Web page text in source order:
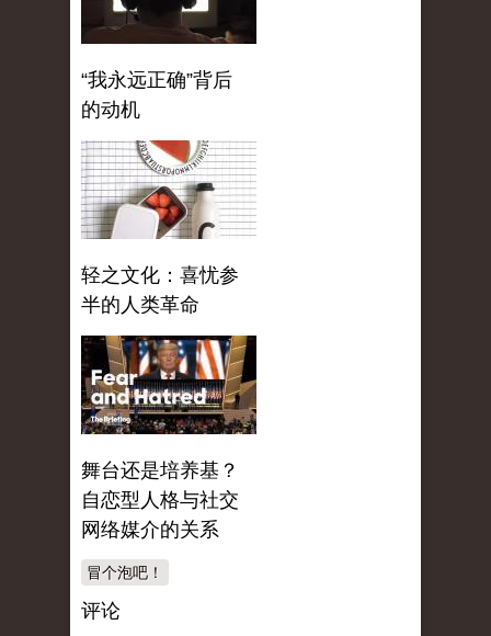
“我永远正确”背后
的动机
轻之文化：喜忧参
半的人类革命
舞台还是培养基？
自恋型人格与社交
网络媒介的关系
冒个泡吧！
评论